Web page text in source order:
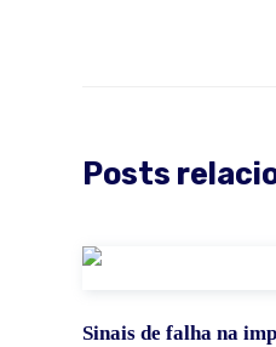
Posts
Sinais de falha na